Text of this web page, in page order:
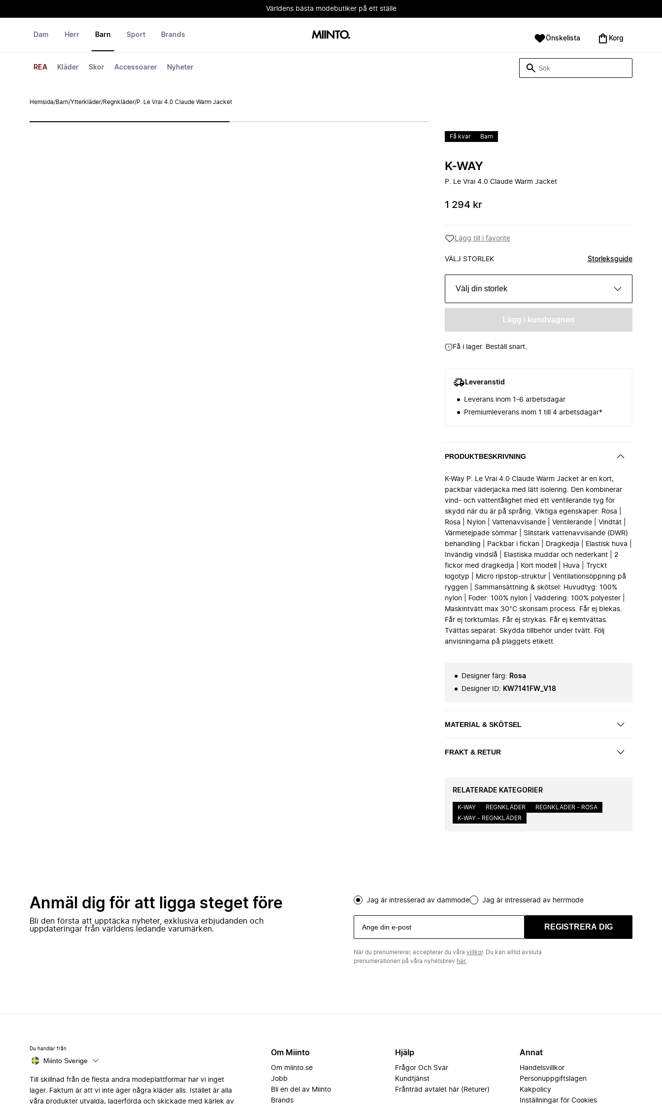
Världens bästa modebutiker på ett ställe
Dam Herr Barn
REA Kläder Skor Accessoarer Nyheter
Sport Brands Önskelista Korg
Hemsida/Barn/Ytterkläder/Regnkläder/P. Le Vrai 4.0 Claude Warm Jacket
Få kvar Barn
K-WAY
P. Le Vrai 4.0 Claude Warm Jacket
1 294 kr
Lägg till i favorite
VÄLJ STORLEK Storleksguide
Välj din storlek
Lägg i kundvagnen
Få i lager. Beställ snart.
Leveranstid
Leverans inom 1-6 arbetsdagar
Premiumleverans inom 1 till 4 arbetsdagar*
PRODUKTBESKRIVNING
K-Way P. Le Vrai 4.0 Claude Warm Jacket är en kort,
packbar väderjacka med lätt isolering. Den kombinerar
vind- och vattentålighet med ett ventilerande tyg för
skydd när du är på språng. Viktiga egenskaper: Rosa |
Rosa | Nylon | Vattenavvisande | Ventilerande | Vindtät |
Värmetejpade sömmar | Slitstark vattenavvisande (DWR)
behandling | Packbar i fickan | Dragkedja | Elastisk huva |
Invändig vindslå | Elastiska muddar och nederkant | 2
fickor med dragkedja | Kort modell | Huva | Tryckt
logotyp | Micro ripstop-struktur | Ventilationsöppning på
ryggen | Sammansättning & skötsel: Huvudtyg: 100%
nylon | Foder: 100% nylon | Vaddering: 100% polyester |
Maskintvätt max 30°C skonsam process. Får ej blekas.
Får ej torktumlas. Får ej strykas. Får ej kemtvättas.
Tvättas separat. Skydda tillbehör under tvätt. Följ
anvisningarna på plaggets etikett.
Designer färg: Rosa
Designer ID: KW7141FW_V18
MATERIAL & SKÖTSEL
FRAKT & RETUR
RELATERADE KATEGORIER
K-WAY REGNKLÄDER
REGNKLÄDER - ROSA
K-WAY - REGNKLÄDER
Anmäl dig för att ligga steget före
Bli den första att upptäcka nyheter, exklusiva erbjudanden och
uppdateringar från världens ledande varumärken.
Jag är intresserad av dammode Jag är intresserad av herrmode
REGISTRERA DIG
När du prenumererar, accepterar du våra villkor. Du kan alltid avsluta
prenumerationen på våra nyhetsbrev här.
Du handlar från
Miinto Sverige
Till skillnad från de flesta andra modeplattformar har vi inget
lager. Faktum är att vi inte äger några kläder alls. Istället är alla
våra produkter utvalda, lagerförda och skickade med kärlek av
Om Miinto
Om miinto.se
Jobb
Bli en del av Miinto
Brands
Hjälp
Frågor Och Svar
Kundtjänst
Frånträd avtalet här (Returer)
Annat
Handelsvillkor
Personuppgiftslagen
Kakpolicy
Inställningar för Cookies